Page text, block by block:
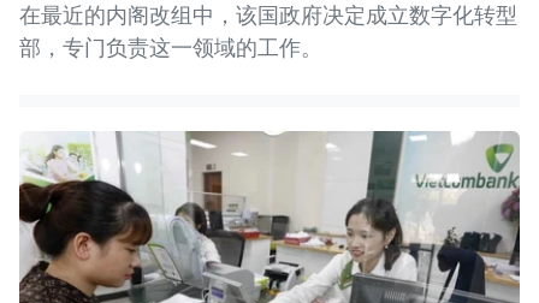
在最近的内阁改组中，该国政府决定成立数字化转型
部，专门负责这一领域的工作。